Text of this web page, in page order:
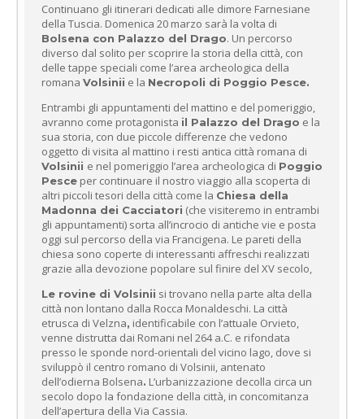
Continuano gli itinerari dedicati alle dimore Farnesiane
della Tuscia. Domenica 20 marzo sarà la volta di
Bolsena con Palazzo del Drago. Un percorso
diverso dal solito per scoprire la storia della città, con
delle tappe speciali come l’area archeologica della
romana Volsinii e la Necropoli di Poggio Pesce.
Entrambi gli appuntamenti del mattino e del pomeriggio,
avranno come protagonista il Palazzo del Drago e la
sua storia, con due piccole differenze che vedono
oggetto di visita al mattino i resti antica città romana di
Volsinii e nel pomeriggio l’area archeologica di Poggio
Pesce per continuare il nostro viaggio alla scoperta di
altri piccoli tesori della città come la Chiesa della
Madonna dei Cacciatori (che visiteremo in entrambi
gli appuntamenti) sorta all’incrocio di antiche vie e posta
oggi sul percorso della via Francigena. Le pareti della
chiesa sono coperte di interessanti affreschi realizzati
grazie alla devozione popolare sul finire del XV secolo,
Le rovine di Volsinii si trovano nella parte alta della
città non lontano dalla Rocca Monaldeschi. La città
etrusca di Velzna, identificabile con l’attuale Orvieto,
venne distrutta dai Romani nel 264 a.C. e rifondata
presso le sponde nord-orientali del vicino lago, dove si
sviluppò il centro romano di Volsinii, antenato
dell’odierna Bolsena. L’urbanizzazione decolla circa un
secolo dopo la fondazione della città, in concomitanza
dell’apertura della Via Cassia.